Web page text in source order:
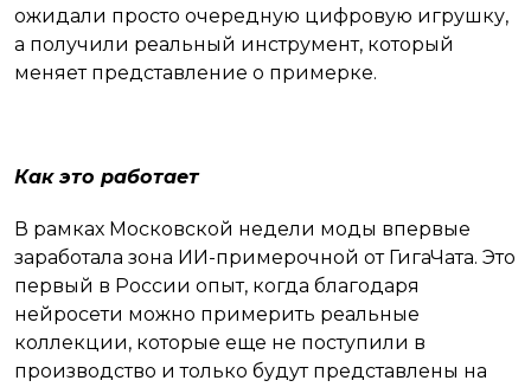
ожидали просто очередную цифровую игрушку,
а получили реальный инструмент, который
меняет представление о примерке.
Как это работает
В рамках Московской недели моды впервые
заработала зона ИИ-примерочной от ГигаЧата. Это
первый в России опыт, когда благодаря
нейросети можно примерить реальные
коллекции, которые еще не поступили в
производство и только будут представлены на